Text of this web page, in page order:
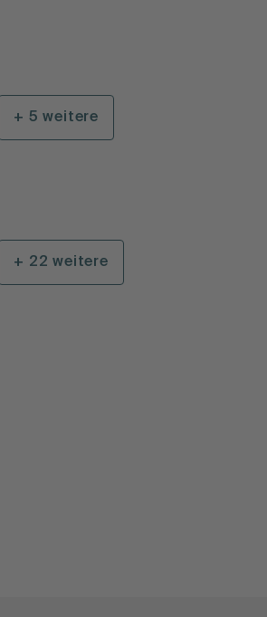
+ 5 weitere
+ 22 weitere